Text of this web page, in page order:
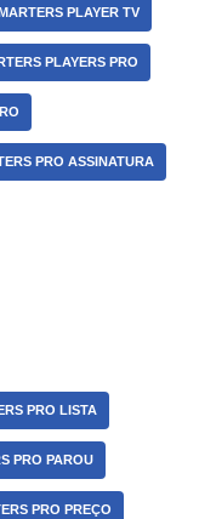
PLAYER TV
PLAYERS PRO
PRO ASSINATURA
PRO LISTA
PRO PAROU
PRO PREÇO